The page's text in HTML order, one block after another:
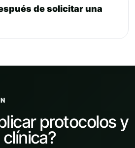
de solicitar una
protocolos y